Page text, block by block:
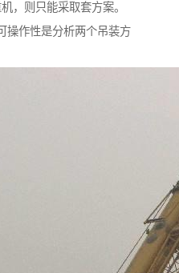
，则只能采取套方案。
操作性是分析两个吊装方